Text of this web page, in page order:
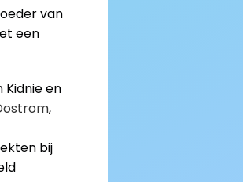
van
een
en
,
bij